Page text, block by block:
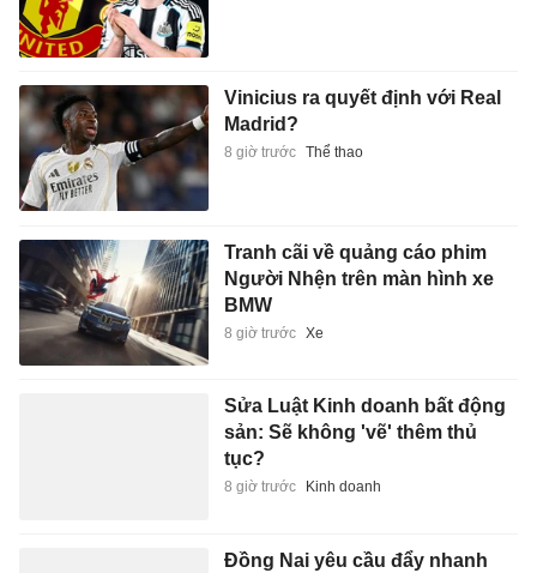
Vinicius ra quyết định với Real
Madrid?
8 giờ trước Thể thao
Tranh cãi về quảng cáo phim
Người Nhện trên màn hình xe
BMW
8 giờ trước Xe
Sửa Luật Kinh doanh bất động
sản: Sẽ không 'vẽ' thêm thủ
tục?
8 giờ trước Kinh doanh
Đồng Nai yêu cầu đẩy nhanh